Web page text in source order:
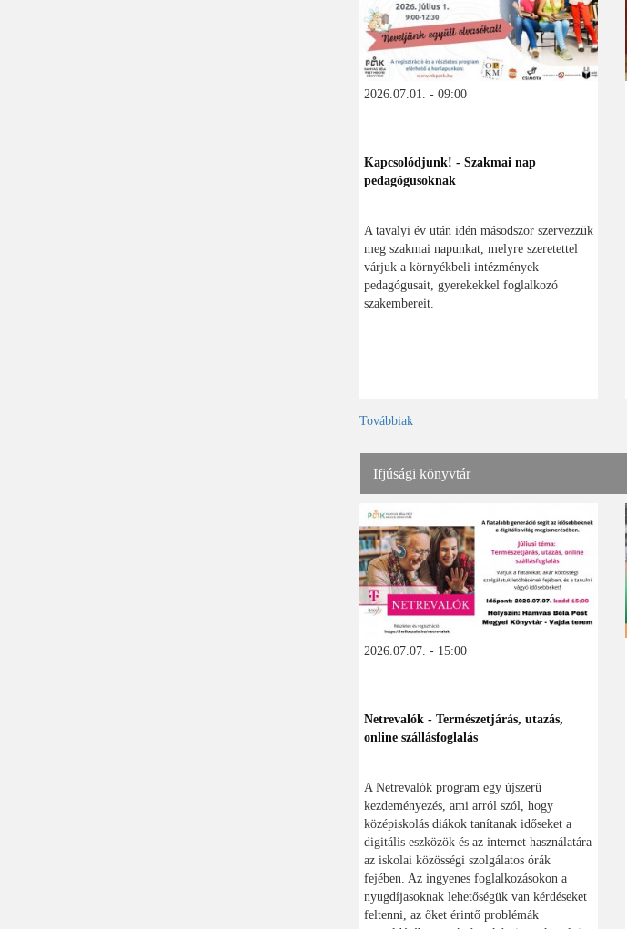
2026.07.01. - 09:00
Kapcsolódjunk! - Szakmai nap
pedagógusoknak
A tavalyi év után idén másodszor szervezzük
meg szakmai napunkat, melyre szeretettel
várjuk a környékbeli intézmények
pedagógusait, gyerekekkel foglalkozó
szakembereit.
Továbbiak
Ifjúsági könyvtár
2026.07.07. - 15:00
Netrevalók - Természetjárás, utazás,
online szállásfoglalás
A Netrevalók program egy újszerű
kezdeményezés, ami arról szól, hogy
középiskolás diákok tanítanak időseket a
digitális eszközök és az internet használatára
az iskolai közösségi szolgálatos órák
fejében. Az ingyenes foglalkozásokon a
nyugdíjasoknak lehetőségük van kérdéseket
feltenni, az őket érintő problémák